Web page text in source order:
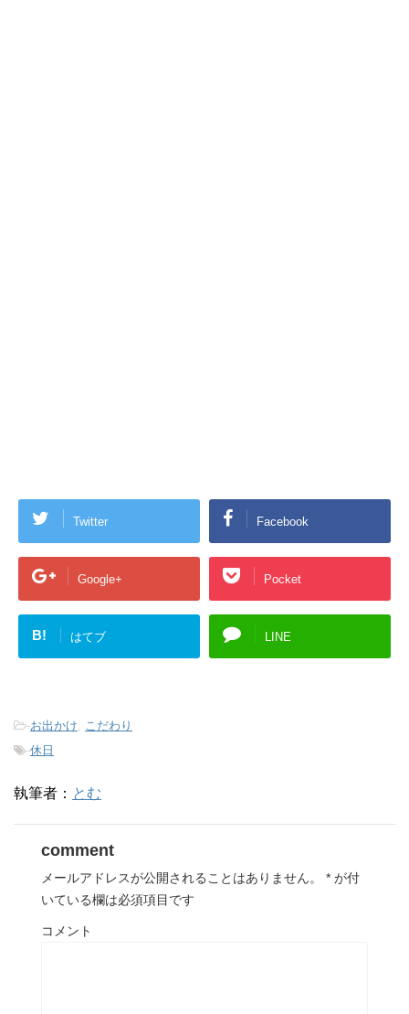
Twitter Facebook
Google+ Pocket
B! はてブ LINE
-お出かけ, こだわり
-休日
執筆者： とむ
comment
メールアドレスが公開されることはありません。 * が付
いている欄は必須項目です
コメント